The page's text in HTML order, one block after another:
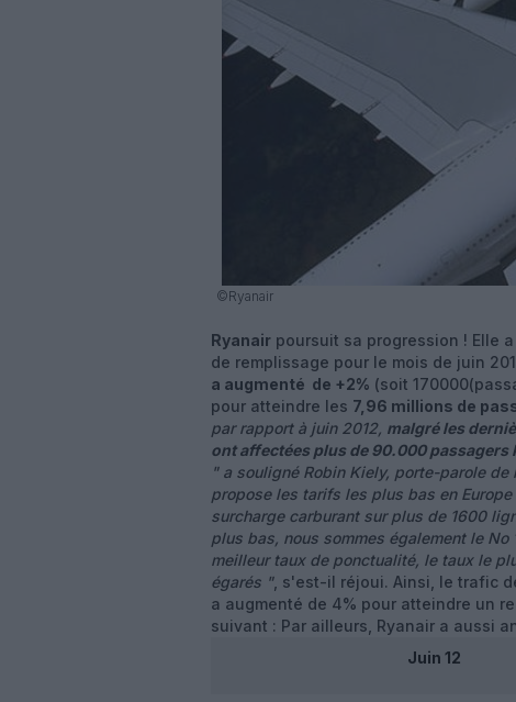
©Ryanair
Ryanair poursuit sa progression ! Elle
de remplissage pour le mois de juin
a augmenté de +2% (soit
pour atteindre les 7,96 millions de
par rapport à juin 2012, malgré les
ont affectées plus de 90.000 passagers
" a souligné Robin Kiely, porte-parole
propose les tarifs les plus bas en
surcharge carburant sur plus de 1600
plus bas, nous sommes également le
meilleur taux de ponctualité, le taux le
égarés ", s'est-il réjoui. Ainsi, le trafic
a augmenté de 4% pour atteindre un
suivant :
Juin 12
Par ailleurs, Ryanair a aussi